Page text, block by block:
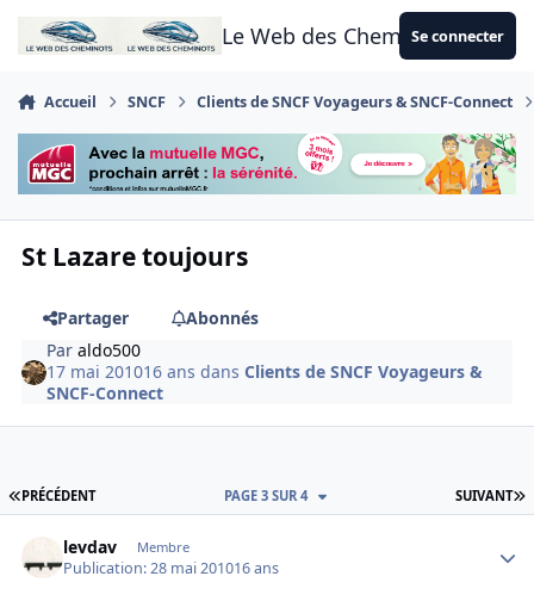
Aller au contenu
Le Web des CheminotsSe connecter
Accueil SNCF Clients de SNCF Voyageurs & SNCF-Connect
St Lazare toujours
Partager
Abonnés
Paraldo500
17 mai 201016 ans dansClients de SNCF Voyageurs &
SNCF-Connect
PREMIÈRE PAGE
PRÉCÉDENT SUIVANT
PAGE 3 SUR 4
levdav Membre
Publication:28 mai 201016 ans